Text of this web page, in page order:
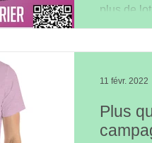
plus de
Plus
11 févr. 2022